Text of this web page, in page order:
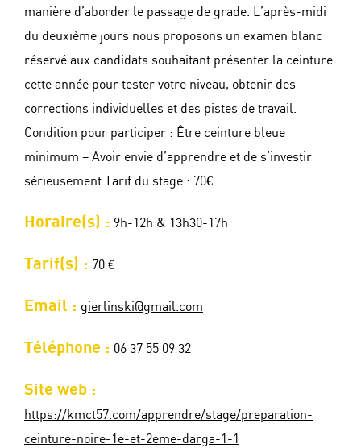
manière d’aborder le passage de grade. L’après-midi
du deuxième jours nous proposons un examen blanc
réservé aux candidats souhaitant présenter la ceinture
cette année pour tester votre niveau, obtenir des
corrections individuelles et des pistes de travail.
Condition pour participer : Être ceinture bleue
minimum – Avoir envie d’apprendre et de s’investir
sérieusement Tarif du stage : 70€
Horaire(s) : 9h-12h & 13h30-17h
Tarif(s) : 70 €
Email : gierlinski@gmail.com
Téléphone : 06 37 55 09 32
Site web :
https://kmct57.com/apprendre/stage/preparation-
ceinture-noire-1e-et-2eme-darga-1-1